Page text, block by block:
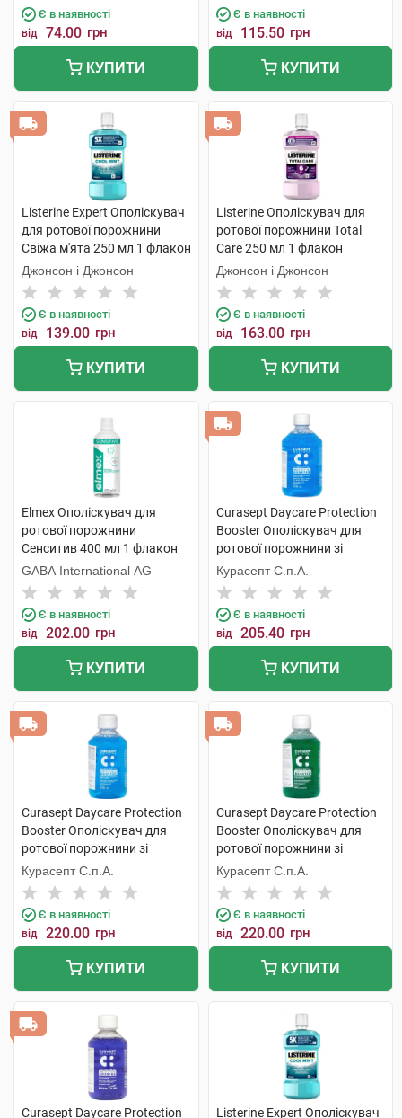
Є в наявності
від 74.00 грн
КУПИТИ
Є в наявності
від 115.50 грн
КУПИТИ
Listerine Expert Ополіскувач
для ротової порожнини
Свіжа м'ята 250 мл 1 флакон
Джонсон і Джонсон
Є в наявності
від 139.00 грн
КУПИТИ
Listerine Ополіскувач для
ротової порожнини Total
Care 250 мл 1 флакон
Джонсон і Джонсон
Є в наявності
від 163.00 грн
КУПИТИ
Elmex Ополіскувач для
ротової порожнини
Сенситив 400 мл 1 флакон
GABA International AG
Є в наявності
від 202.00 грн
КУПИТИ
Curasept Daycare Protection
Booster Ополіскувач для
ротової порожнини зі
смаком морозної м'яти 500
мл 1 флакон
Курасепт С.п.А.
Є в наявності
від 205.40 грн
КУПИТИ
Curasept Daycare Protection
Booster Ополіскувач для
ротової порожнини зі
смаком морозної м'яти 250
мл 1 флакон
Курасепт С.п.А.
Є в наявності
від 220.00 грн
КУПИТИ
Curasept Daycare Protection
Booster Ополіскувач для
ротової порожнини зі
смаком трав'яного буму 250
мл 1 флакон
Курасепт С.п.А.
Є в наявності
від 220.00 грн
КУПИТИ
Curasept Daycare Protection Listerine Expert Ополіскувач